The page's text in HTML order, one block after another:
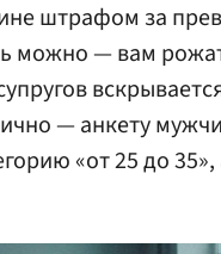
штрафом за
можно — вам
— анкету
«от 25 до 35»,